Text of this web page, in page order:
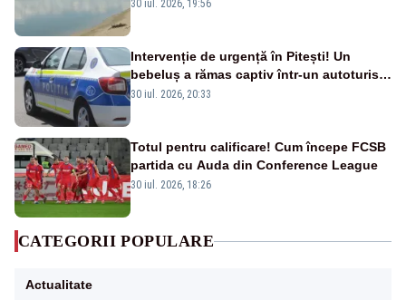
30 iul. 2026, 19:56
Intervenție de urgență în Pitești! Un
bebeluș a rămas captiv într-un autoturism
din cauza unei defecțiuni
30 iul. 2026, 20:33
Totul pentru calificare! Cum începe FCSB
partida cu Auda din Conference League
30 iul. 2026, 18:26
CATEGORII POPULARE
Actualitate